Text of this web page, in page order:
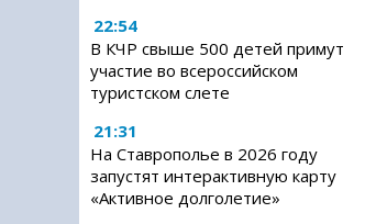
22:54
В КЧР свыше 500 детей примут
участие во всероссийском
туристском слете
21:31
На Ставрополье в 2026 году
запустят интерактивную карту
«Активное долголетие»